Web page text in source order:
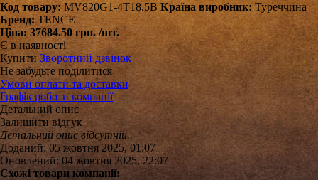
Код товару:MV820G1-4T18.5B Країна виробник:Туреччина
Бренд:TENCE
Ціна: 37684.50 грн./шт.
Є в наявності
Купити Зворотний дзвінок
Не забудьте поділитися
Умови оплати та доставки
Графік роботи компанії
Детальний опис
Залишити відгук
Детальний опис відсутній..
Доданий: 05 жовтня 2025, 01:07
Оновлений: 04 жовтня 2025, 22:07
Схожі товари компанії: